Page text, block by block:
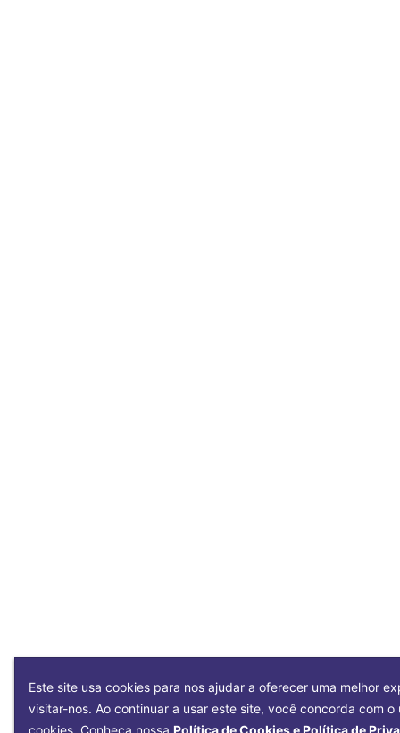
Este site usa cookies para nos ajudar a oferecer uma melhor
visitar-nos. Ao continuar a usar este site, você concorda com o
cookies. Conheça nossa Política de Cookies e Política de